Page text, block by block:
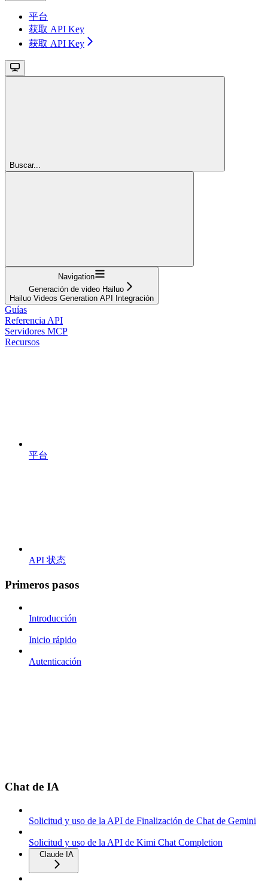
平台
获取 API Key
获取 API Key
Buscar...
Navigation
Generación de video Hailuo
Hailuo Videos Generation API Integración
Guías
Referencia API
Servidores MCP
Recursos
平台
API 状态
Primeros pasos
Introducción
Inicio rápido
Autenticación
Chat de IA
Solicitud y uso de la API de Finalización de Chat de Gemini
Solicitud y uso de la API de Kimi Chat Completion
Claude IA